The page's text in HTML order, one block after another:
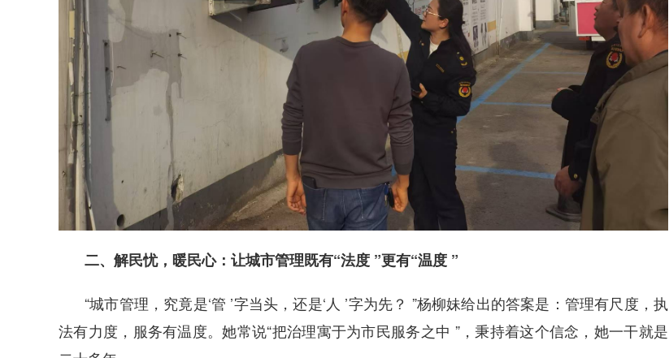
二、解民忧，暖民心：让城市管理既有“法度 ”更有“温度 ”
“城市管理，究竟是‘管 ’字当头，还是‘人 ’字为先？ ”杨柳妹给出的答案是：管理有尺度，执
法有力度，服务有温度。她常说“把治理寓于为市民服务之中 ”，秉持着这个信念，她一干就是